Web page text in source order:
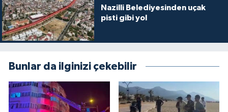
Nazilli Belediyesinden uçak
pisti gibi yol
Bunlar da ilginizi çekebilir